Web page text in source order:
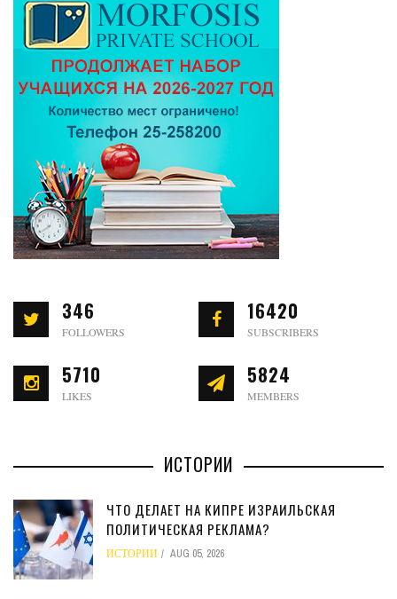
346
FOLLOWERS
16420
SUBSCRIBERS
5710
LIKES
5824
MEMBERS
ИСТОРИИ
ЧТО ДЕЛАЕТ НА КИПРЕ ИЗРАИЛЬСКАЯ
ПОЛИТИЧЕСКАЯ РЕКЛАМА?
ИСТОРИИ AUG 05, 2026